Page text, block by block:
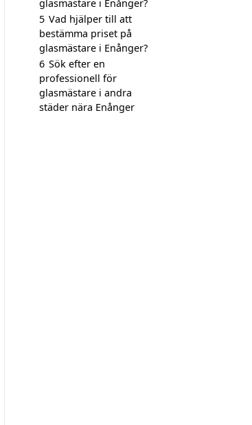
glasmästare i Enånger?
5 Vad hjälper till att
bestämma priset på
glasmästare i Enånger?
6 Sök efter en
professionell för
glasmästare i andra
städer nära Enånger